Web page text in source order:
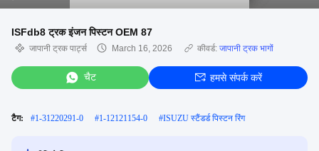
ISFdb8 ट्रक इंजन पिस्टन OEM 87
जापानी ट्रक पार्ट्स March 16, 2026 कीवर्ड: जापानी ट्रक भागों
चैट हमसे संपर्क करें
टैग: #1-31220291-0 #1-12121154-0 #ISUZU स्टैंडर्ड पिस्टन रिंग